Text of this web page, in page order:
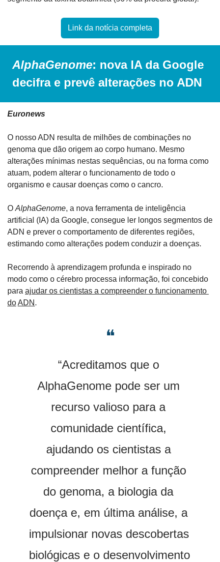
Link da notícia completa
AlphaGenome: nova IA da Google
decifra e prevê alterações no ADN
Euronews
O nosso ADN resulta de milhões de combinações no
genoma que dão origem ao corpo humano. Mesmo
alterações mínimas nestas sequências, ou na forma como
atuam, podem alterar o funcionamento de todo o
organismo e causar doenças como o cancro.
O AlphaGenome, a nova ferramenta de inteligência
artificial (IA) da Google, consegue ler longos segmentos de
ADN e prever o comportamento de diferentes regiões,
estimando como alterações podem conduzir a doenças.
Recorrendo à aprendizagem profunda e inspirado no
modo como o cérebro processa informação, foi concebido
para ajudar os cientistas a compreender o funcionamento
doADN .
❝
“Acreditamos que o
AlphaGenome pode ser um
recurso valioso para a
comunidade científica,
ajudando os cientistas a
compreender melhor a função
do genoma, a biologia da
doença e, em última análise, a
impulsionar novas descobertas
biológicas e o desenvolvimento